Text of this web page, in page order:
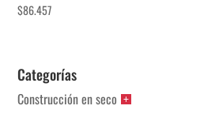
$86.457
Categorías
Construcción en seco